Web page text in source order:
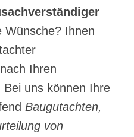
Wünsche? Ihnen
Ihren
Bei uns können Ihre
Baugutachten,
von